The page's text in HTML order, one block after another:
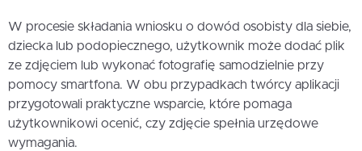
W procesie składania wniosku o dowód osobisty dla siebie,
dziecka lub podopiecznego, użytkownik może dodać plik
ze zdjęciem lub wykonać fotografię samodzielnie przy
pomocy smartfona. W obu przypadkach twórcy aplikacji
przygotowali praktyczne wsparcie, które pomaga
użytkownikowi ocenić, czy zdjęcie spełnia urzędowe
wymagania.